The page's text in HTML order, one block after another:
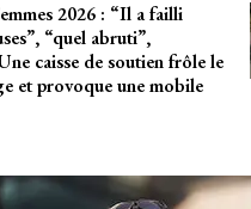
2026 : “Il a failli
“quel abruti”,
caisse de soutien frôle le
et provoque une mobile